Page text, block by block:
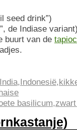
seed drink”)
de Indiase
buurt van de
India,Indonesië,
basilicum,